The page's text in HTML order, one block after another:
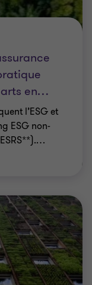
en…
l’ESG et
ESG non-
…